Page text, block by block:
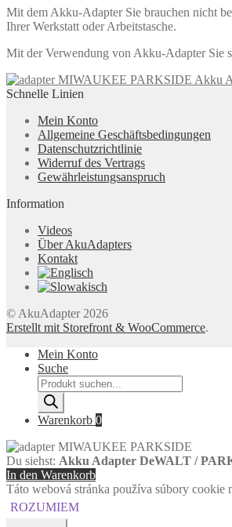
Mit dem Akku-Adapter Sie brauchen nicht
Ihrer Werkstatt oder Arbeitstasche.
Mit der Verwendung von Akku-Adapter Sie
Akku
Schnelle Linien
Mein Konto
Allgemeine Geschäftsbedingungen
Datenschutzrichtlinie
Widerruf des Vertrags
Gewährleistungsanspruch
Information
Videos
Über AkuAdapters
Kontakt
© AkuAdapter 2026
Erstellt mit Storefront & WooCommerce.
Mein Konto
Suche
Products
search
Warenkorb 0
Du siehst: Akku Adapter DeWALT /
In den Warenkorb
Táto webová stránka používa súbory cookie
ROZUMIEM